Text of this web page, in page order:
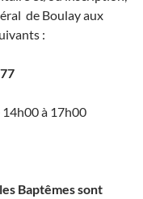
de Boulay aux
:
à 17h00
Baptêmes sont